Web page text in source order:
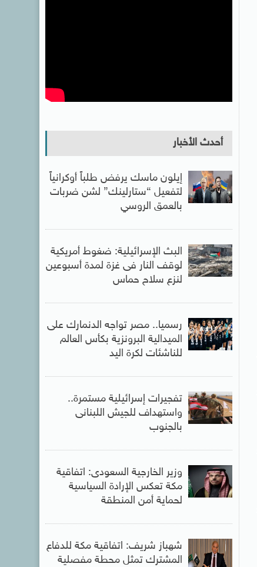
أحدث الأخبار
إيلون ماسك يرفض طلباً أوكرانياً
لتفعيل “ستارلينك” لشن ضربات
بالعمق الروسي
البث الإسرائيلية: ضغوط أمريكية
لوقف النار فى غزة لمدة أسبوعين
لنزع سلاح حماس
رسميا.. مصر تواجه الدنمارك على
الميدالية البرونزية بكأس العالم
للناشئات لكرة اليد
تفجيرات إسرائيلية مستمرة..
واستهداف للجيش اللبنانى
بالجنوب
وزير الخارجية السعودى: اتفاقية
مكة تعكس الإرادة السياسية
لحماية أمن المنطقة
شهباز شريف: اتفاقية مكة للدفاع
المشترك تمثل محطة مفصلية